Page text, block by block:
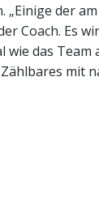
der
Coach. Es
das Team
mit